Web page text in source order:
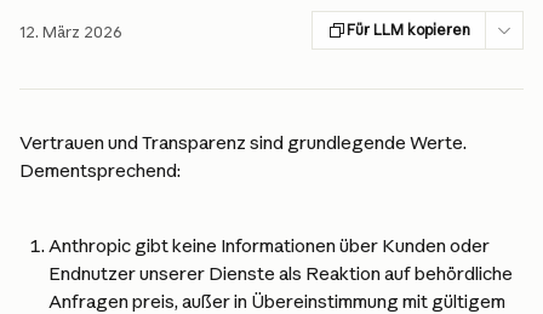
12. März 2026 Für LLM kopieren
Vertrauen und Transparenz sind grundlegende Werte.
Dementsprechend:
Anthropic gibt keine Informationen über Kunden oder
Endnutzer unserer Dienste als Reaktion auf behördliche
Anfragen preis, außer in Übereinstimmung mit gültigem